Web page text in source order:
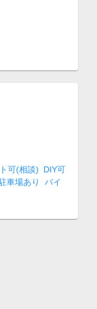
可(相談)
DIY可
車場あり
バイ